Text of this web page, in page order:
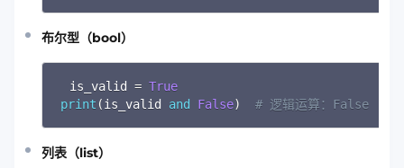
布尔型（bool）
is_valid = True
print (is_valid and False) # 逻辑运算：False
列表（list）